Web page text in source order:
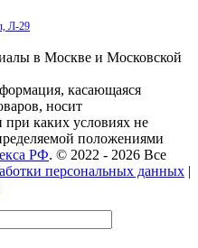
Л-29
в Москве и Московской
касающаяся
носит
каких условиях не
положениями
РФ. © 2022 - 2026 Все
персональных данных |